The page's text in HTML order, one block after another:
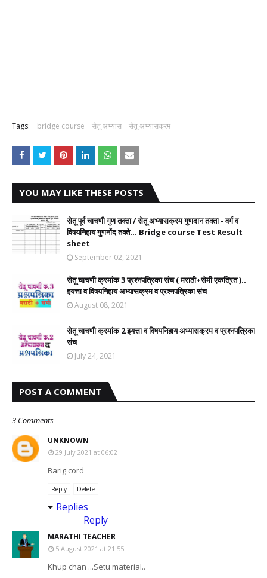
Tags: bridge course सेतू अभ्यास सेतू अभ्यासक्रम
YOU MAY LIKE THESE POSTS
सेतू पूर्व चाचणी गुण तक्ता / सेतू अभ्यासक्रम गुणदान तक्ता - वर्ग व
विषयनिहाय गुणनोंद तक्ते... Bridge course Test Result
sheet
September 02, 2021
सेतू चाचणी क्रमांक 3 प्रश्नपत्रिका संच ( मराठी+सेमी एकत्रित )..
इयत्ता व विषयनिहाय अभ्यासक्रम व प्रश्नपत्रिका संच
August 08, 2021
सेतू चाचणी क्रमांक 2 इयत्ता व विषयनिहाय अभ्यासक्रम व प्रश्नपत्रिका
संच
July 24, 2021
POST A COMMENT
3 Comments
UNKNOWN
29 July 2021 at 06:02
Barig cord
Reply Delete
Replies
Reply
MARATHI TEACHER
5 August 2021 at 21:55
Khup chan ...Setu material..